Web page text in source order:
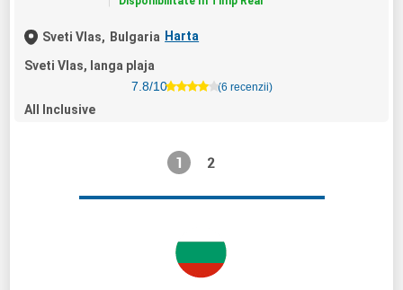
Sveti Vlas, Bulgaria Harta
Sveti Vlas, langa plaja
7.8/10
(6 recenzii)
All Inclusive
1 2